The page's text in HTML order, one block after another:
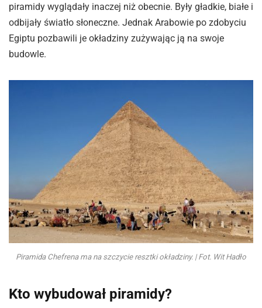
piramidy wyglądały inaczej niż obecnie. Były gładkie, białe i
odbijały światło słoneczne. Jednak Arabowie po zdobyciu
Egiptu pozbawili je okładziny zużywając ją na swoje
budowle.
Piramida Chefrena ma na szczycie resztki okładziny. | Fot. Wit Hadło
Kto wybudował piramidy?